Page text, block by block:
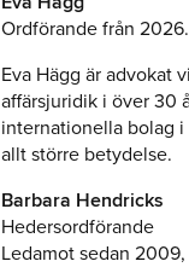
Ordförande från 2026.
Eva Hägg är advokat
affärsjuridik i över 30
internationella bolag i
allt större betydelse.
Barbara Hendricks
Hedersordförande
Ledamot sedan